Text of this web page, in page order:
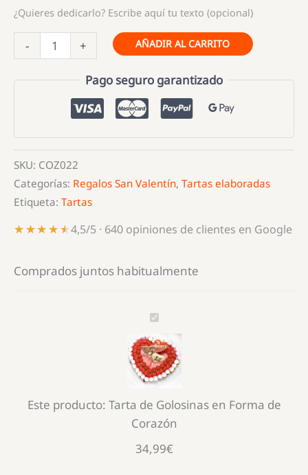
¿Quieres dedicarlo? Escribe aquí tu texto (opcional)
-
de
Golosinas
de
Corazón
cantidad
+ AÑADIR AL CARRITO
Pago seguro garantizado
SKU: COZ022
Categorías: Regalos San Valentín, Tartas elaboradas
Etiqueta: Tartas
★★★★★
★★★★★4,5/5 · 640 opiniones de clientes en Google
Comprados juntos habitualmente
Tarta
de
Golosinas
en
de
Corazón
Este producto: Tarta de Golosinas en Forma de
Corazón
34,99€